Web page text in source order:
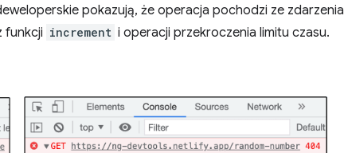
pokazują, że operacja pochodzi ze zdarzenia
funkcji increment i operacji przekroczenia limitu czasu.